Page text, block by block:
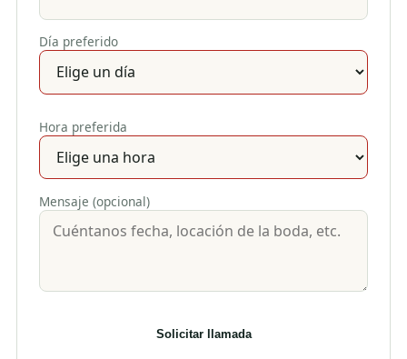
Día preferido
Hora preferida
Mensaje (opcional)
Solicitar llamada